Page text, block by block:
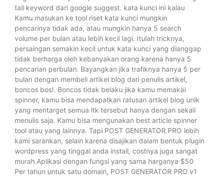
tail keyword dari google suggest. kata kunci ini kalau
Kamu masukan ke tool riset kata kunci mungkin
pencarinya tidak ada, atau mungkin hanya 5 search
volume per bulan atau lebih kecil lagi. Itulah tricknya,
persaingan semakin kecil untuk kata kunci yang dianggap
tidak berharga oleh kebanyakan orang karena hanya 5
pencarian perbulan. Bayangkan jika trafiknya hanya 5 per
bulan dengan membeli artikel blog dari penulis artikel,
boncos bos!. Boncos tidak belaku jika kamu memakai
spinner, kamu bisa mendapatkan ratusan artikel blog unik
yang mentarget semua ltk tersebut hanya dengan sekali
menulis saja. Kamu bisa mengunakan best article spinner
tool atau yang lainnya. Tapi POST GENERATOR PRO lebih
kami sarankan, selain karena disajikan dalam bentuk plugin
wordpress yang tinggal anda install, costnya juga sangat
murah.Aplikasi dengan fungsi yang sama harganya $50
Per tahun untuk satu domain, POST GENERATOR PRO v1